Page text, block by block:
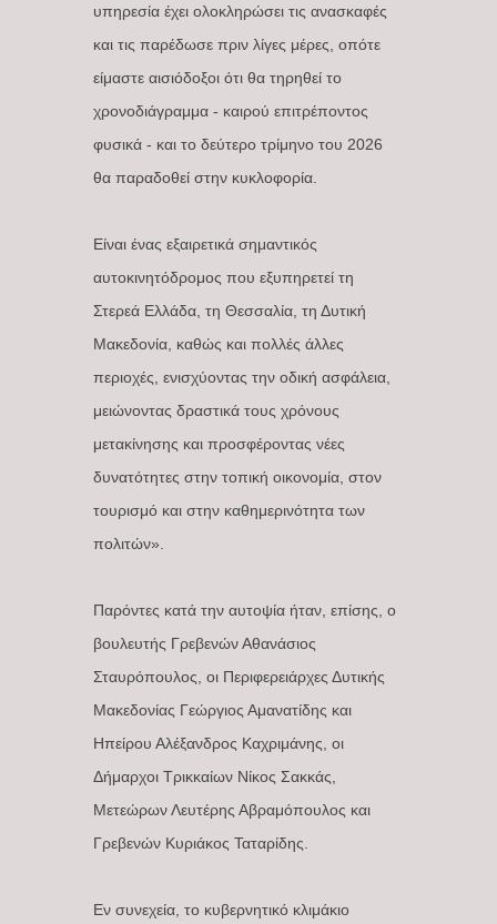
υπηρεσία έχει ολοκληρώσει τις ανασκαφές
και τις παρέδωσε πριν λίγες μέρες, οπότε
είμαστε αισιόδοξοι ότι θα τηρηθεί το
χρονοδιάγραμμα - καιρού επιτρέποντος
φυσικά - και το δεύτερο τρίμηνο του 2026
θα παραδοθεί στην κυκλοφορία.
Είναι ένας εξαιρετικά σημαντικός
αυτοκινητόδρομος που εξυπηρετεί τη
Στερεά Ελλάδα, τη Θεσσαλία, τη Δυτική
Μακεδονία, καθώς και πολλές άλλες
περιοχές, ενισχύοντας την οδική ασφάλεια,
μειώνοντας δραστικά τους χρόνους
μετακίνησης και προσφέροντας νέες
δυνατότητες στην τοπική οικονομία, στον
τουρισμό και στην καθημερινότητα των
πολιτών».
Παρόντες κατά την αυτοψία ήταν, επίσης, ο
βουλευτής Γρεβενών Αθανάσιος
Σταυρόπουλος, οι Περιφερειάρχες Δυτικής
Μακεδονίας Γεώργιος Αμανατίδης και
Ηπείρου Αλέξανδρος Καχριμάνης, οι
Δήμαρχοι Τρικκαίων Νίκος Σακκάς,
Μετεώρων Λευτέρης Αβραμόπουλος και
Γρεβενών Κυριάκος Ταταρίδης.
Εν συνεχεία, το κυβερνητικό κλιμάκιο